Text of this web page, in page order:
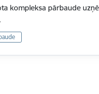
kompleksa pārbaude